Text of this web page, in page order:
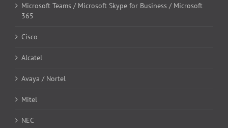
Microsoft Teams / Microsoft Skype for Business / Microsoft
365
Cisco
Alcatel
Avaya / Nortel
Mitel
NEC